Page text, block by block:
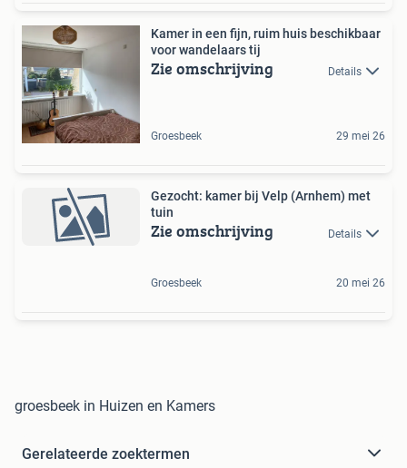
Kamer in een fijn, ruim huis beschikbaar
voor wandelaars tij
Zie omschrijving Details
Groesbeek 29 mei 26
Gezocht: kamer bij Velp (Arnhem) met
tuin
Zie omschrijving Details
Groesbeek 20 mei 26
groesbeek in Huizen en Kamers
Gerelateerde zoektermen